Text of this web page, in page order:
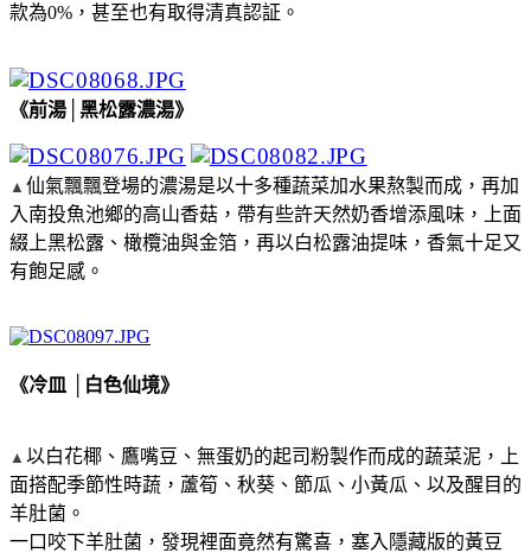
款為0%，甚至也有取得清真認証。
《前湯│黑松露濃湯》
▲ 仙氣飄飄登場的濃湯是以十多種蔬菜加水果熬製而成，再加
入南投魚池鄉的高山香菇，帶有些許天然奶香增添風味，上面
綴上黑松露、橄欖油與金箔，再以白松露油提味，香氣十足又
有飽足感。
《冷皿 │白色仙境》
▲ 以白花椰、鷹嘴豆、無蛋奶的起司粉製作而成的蔬菜泥，上
面搭配季節性時蔬，蘆筍、秋葵、節瓜、小黃瓜、以及醒目的
羊肚菌。
一口咬下羊肚菌，發現裡面竟然有驚喜，塞入隱藏版的黃豆